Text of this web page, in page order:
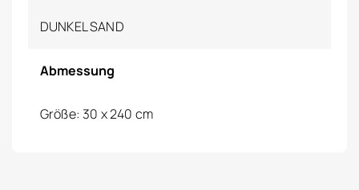
DUNKEL SAND
Abmessung
Größe: 30 x 240 cm